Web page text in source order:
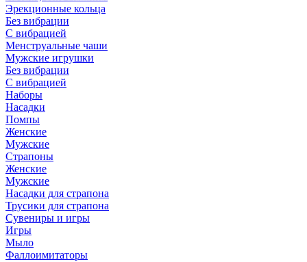
Эрекционные кольца
Без вибрации
С вибрацией
Менструальные чаши
Мужские игрушки
Без вибрации
С вибрацией
Наборы
Насадки
Помпы
Женские
Мужские
Страпоны
Женские
Мужские
Насадки для страпона
Трусики для страпона
Сувениры и игры
Игры
Мыло
Фаллоимитаторы